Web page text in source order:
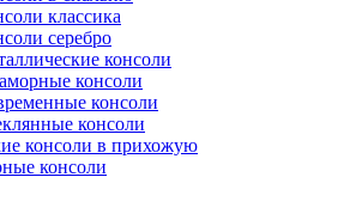
классика
серебро
консоли
консоли
консоли
консоли
консоли в прихожую
консоли